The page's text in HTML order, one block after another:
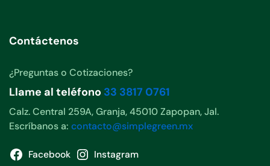
Contáctenos
¿Preguntas o Cotizaciones?
Llame al teléfono 33 3817 0761
Calz. Central 259A, Granja, 45010 Zapopan, Jal.
Escríbanos a: contacto@simplegreen.mx
Facebook Instagram